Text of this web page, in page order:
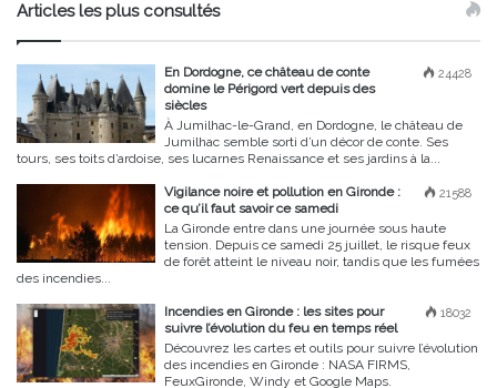
Articles les plus consultés
24428
En Dordogne, ce château de conte
domine le Périgord vert depuis des
siècles
À Jumilhac-le-Grand, en Dordogne, le château de
Jumilhac semble sorti d’un décor de conte. Ses
tours, ses toits d’ardoise, ses lucarnes Renaissance et ses jardins à la...
21588
Vigilance noire et pollution en Gironde :
ce qu’il faut savoir ce samedi
La Gironde entre dans une journée sous haute
tension. Depuis ce samedi 25 juillet, le risque feux
de forêt atteint le niveau noir, tandis que les fumées
des incendies...
18032
Incendies en Gironde : les sites pour
suivre l’évolution du feu en temps réel
Découvrez les cartes et outils pour suivre l’évolution
des incendies en Gironde : NASA FIRMS,
FeuxGironde, Windy et Google Maps.